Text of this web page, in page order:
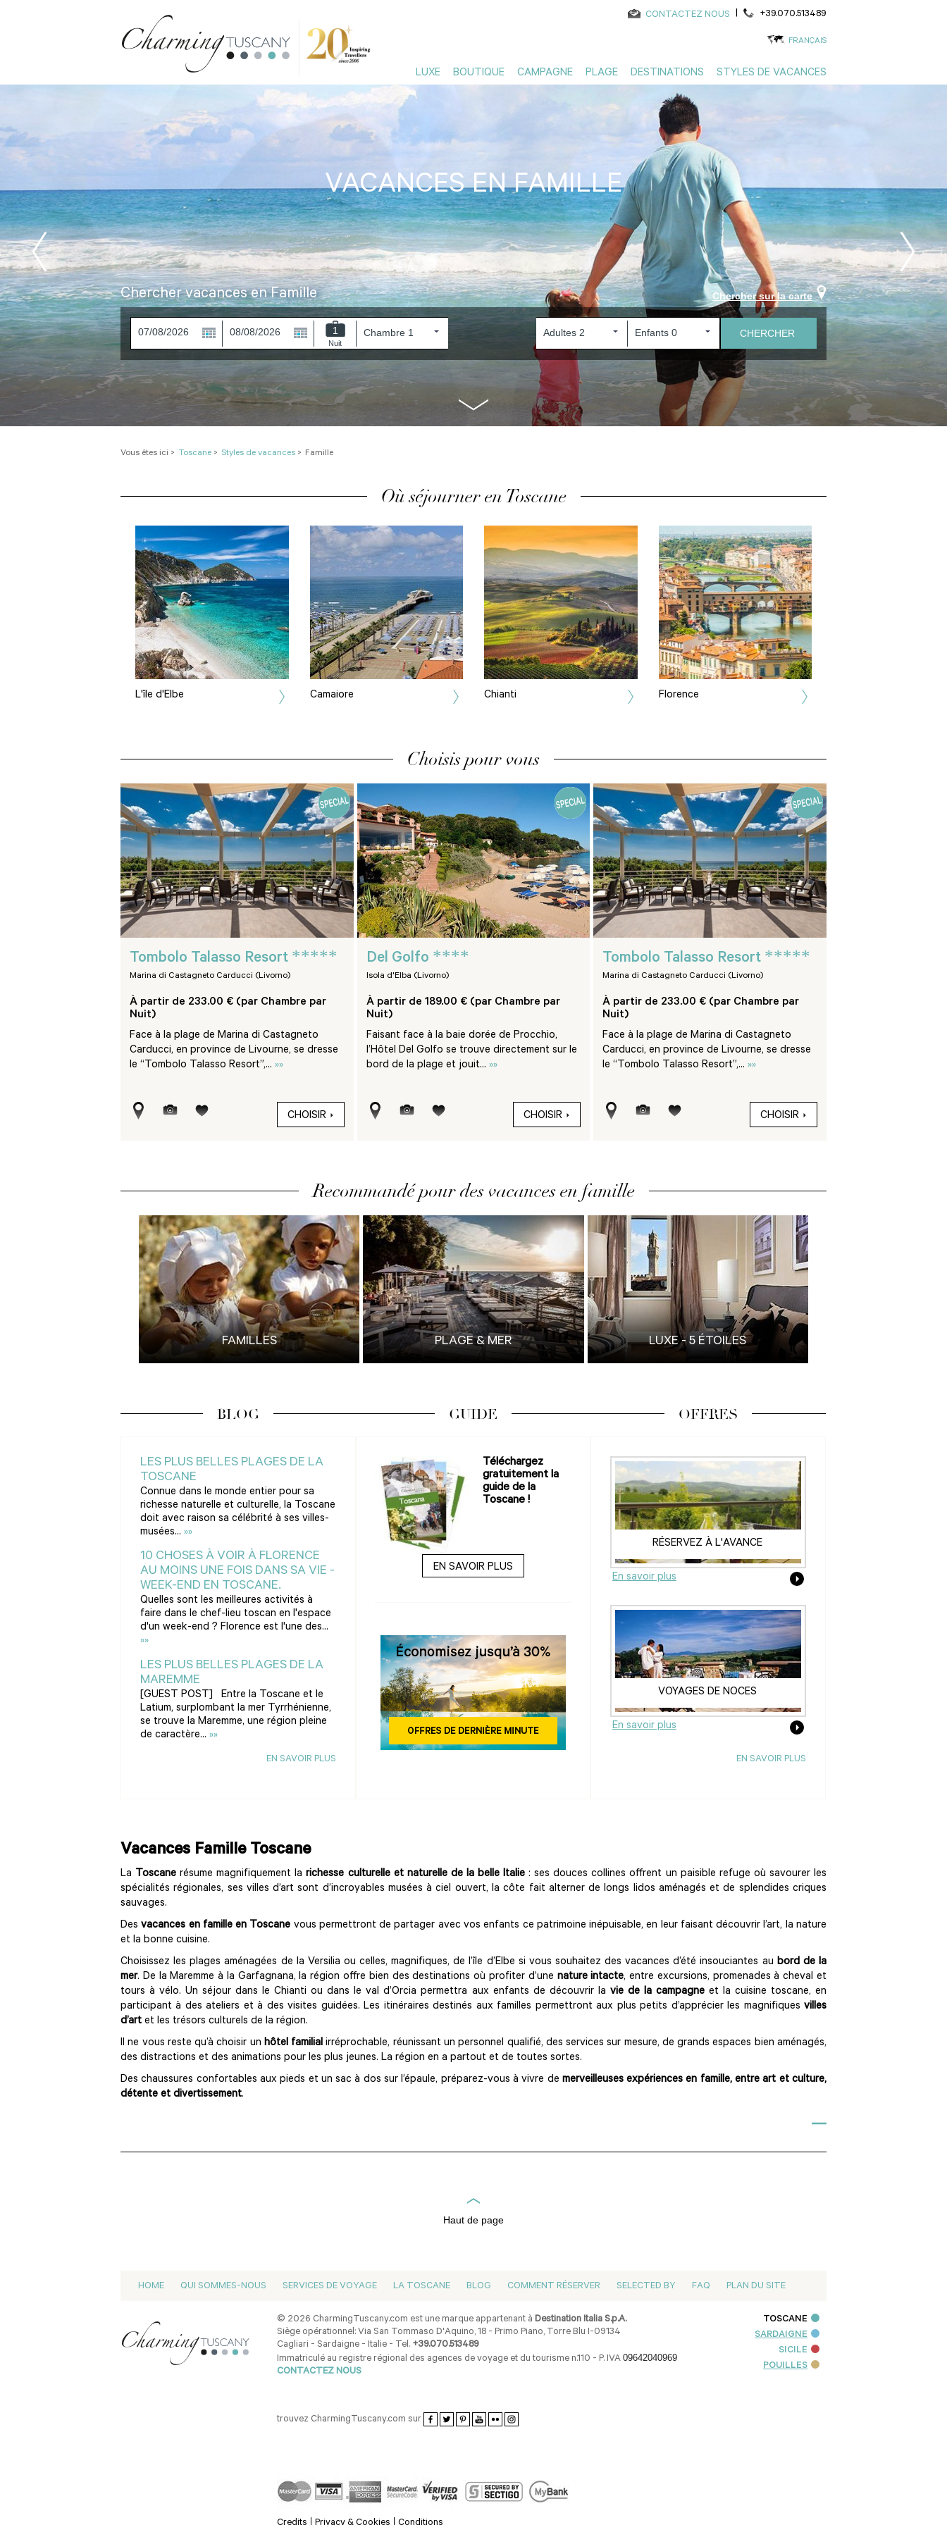
CONTACTEZ NOUS | +39.070.513489
FRANÇAIS
LUXE BOUTIQUE CAMPAGNE PLAGE DESTINATIONS STYLES DE VACANCES
VACANCES EN FAMILLE
Chercher vacances en Famille Chercher sur la carte
1
Nuit
Vous êtes ici > Toscane > Styles de vacances > Famille
Où séjourner en Toscane
L'île d'Elbe Camaiore Chianti Florence
Choisis pour vous
Tombolo Talasso Resort *****
Marina di Castagneto Carducci (Livorno)
À partir de 233.00 € (par Chambre par
Nuit)
Face à la plage de Marina di Castagneto
Carducci, en province de Livourne, se dresse
le “Tombolo Talasso Resort”,... »»
CHOISIR
Del Golfo ****
Isola d'Elba (Livorno)
À partir de 189.00 € (par Chambre par
Nuit)
Faisant face à la baie dorée de Procchio,
l’Hôtel Del Golfo se trouve directement sur le
bord de la plage et jouit... »»
CHOISIR
Tombolo Talasso Resort *****
Marina di Castagneto Carducci (Livorno)
À partir de 233.00 € (par Chambre par
Nuit)
Face à la plage de Marina di Castagneto
Carducci, en province de Livourne, se dresse
le “Tombolo Talasso Resort”,...»»
CHOISIR
Recommandé pour des vacances en famille
FAMILLES PLAGE & MER LUXE - 5 ÉTOILES
BLOG
LES PLUS BELLES PLAGES DE LA
TOSCANE
Connue dans le monde entier pour sa
richesse naturelle et culturelle, la Toscane
doit avec raison sa célébrité à ses villes-
musées... »»
10 CHOSES À VOIR À FLORENCE
AU MOINS UNE FOIS DANS SA VIE -
WEEK-END EN TOSCANE.
Quelles sont les meilleures activités à
faire dans le chef-lieu toscan en l'espace
d'un week-end ? Florence est l'une des...
»»
LES PLUS BELLES PLAGES DE LA
MAREMME
[GUEST POST] Entre la Toscane et le
Latium, surplombant la mer Tyrrhénienne,
se trouve la Maremme, une région pleine
de caractère... »»
EN SAVOIR PLUS
GUIDE
Téléchargez
gratuitement la
guide de la
Toscane !
EN SAVOIR PLUS
OFFRES
RÉSERVEZ À L'AVANCE
En savoir plus
VOYAGES DE NOCES
En savoir plus
EN SAVOIR PLUS
Vacances Famille Toscane
La Toscane résume magnifiquement larichesse culturelle et naturelle de la belle Italie : ses douces collines offrent un paisible refuge où savourer les
spécialités régionales, ses villes d’art sont d’incroyables musées à ciel ouvert, la côte fait alterner de longs lidos aménagés et de splendides criques
sauvages.
Desvacances en famille en Toscane vous permettront de partager avec vos enfants ce patrimoine inépuisable, en leur faisant découvrir l’art, la nature
et la bonne cuisine.
Choisissez les plages aménagées de la Versilia ou celles, magnifiques, de l’île d’Elbe si vous souhaitez des vacances d’été insouciantes au bord de la
mer. De la Maremme à la Garfagnana, la région offre bien des destinations où profiter d’une nature intacte, entre excursions, promenades à cheval et
tours à vélo. Un séjour dans le Chianti ou dans le val d’Orcia permettra aux enfants de découvrir la vie de la campagneet la cuisine toscane, en
participant à des ateliers et à des visites guidées. Les itinéraires destinés aux familles permettront aux plus petits d’apprécier les magnifiques villes
d’art et les trésors culturels de la région.
Il ne vous reste qu’à choisir un hôtel familial irréprochable, réunissant un personnel qualifié, des services sur mesure, de grands espaces bien aménagés,
des distractions et des animations pour les plus jeunes. La région en a partout et de toutes sortes.
Des chaussures confortables aux pieds et un sac à dos sur l’épaule, préparez-vous à vivre de merveilleuses expériences en famille, entre art et culture,
détente et divertissement.
Haut de page
HOME QUI SOMMES-NOUS SERVICES DE VOYAGE LA TOSCANE BLOG COMMENT RÉSERVER SELECTED BY FAQ PLAN DU SITE
© 2026 CharmingTuscany.com est une marque appartenant àDestination Italia S.p.A.
Siège opérationnel: Via San Tommaso D'Aquino, 18 - Primo Piano, Torre Blu I-09134
Cagliari - Sardaigne - Italie - Tel. +39.070.513489
Immatriculé au registre régional des agences de voyage et du tourisme n.110 - P. IVA09642040969
CONTACTEZ NOUS
trouvez CharmingTuscany.com sur
TOSCANE
SARDAIGNE
SICILE
POUILLES